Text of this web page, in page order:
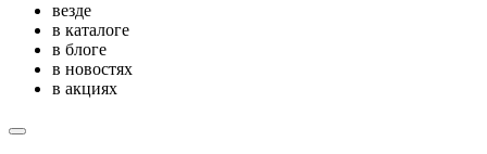
везде
в каталоге
в блоге
в новостях
в акциях